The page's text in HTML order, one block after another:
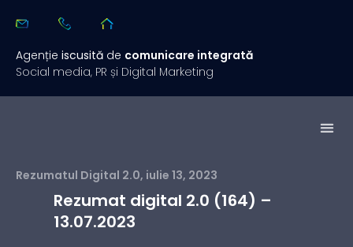
Agenție iscusită de comunicare integrată
Social media, PR și Digital Marketing
Rezumatul Digital 2.0, iulie 13, 2023
Rezumat digital 2.0 (164) –
13.07.2023